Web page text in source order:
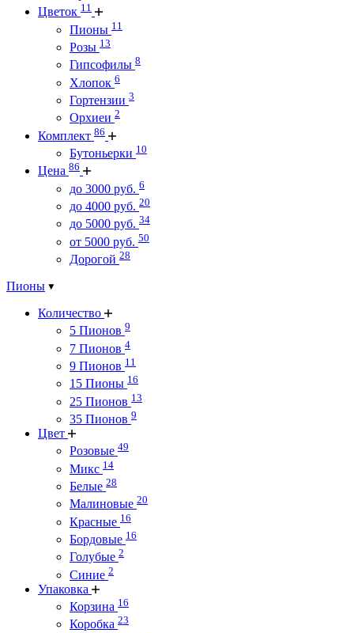
Цветок 11
Пионы 11
Розы 13
Гипсофилы 8
Хлопок 6
Гортензии 3
Орхиеи 2
Комплект 86
Бутоньерки 10
Цена 86
до 3000 руб. 6
до 4000 руб. 20
до 5000 руб. 34
от 5000 руб. 50
Дорогой 28
Пионы
Количество
5 Пионов 9
7 Пионов 4
9 Пионов 11
15 Пионы 16
25 Пионов 13
35 Пионов 9
Цвет
Розовые 49
Микс 14
Белые 28
Малиновые 20
Красные 16
Бордовые 16
Голубые 2
Синие 2
Упаковка
Корзина 16
Коробка 23